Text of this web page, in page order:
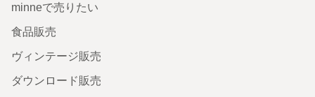
minneで売りたい
食品販売
ヴィンテージ販売
ダウンロード販売